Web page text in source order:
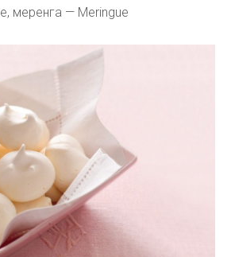
меренга — Meringue